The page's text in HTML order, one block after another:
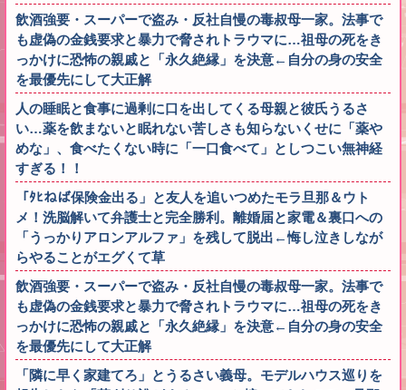
飲酒強要・スーパーで盗み・反社自慢の毒叔母一家。法事で
も虚偽の金銭要求と暴力で脅されトラウマに…祖母の死をき
っかけに恐怖の親戚と「永久絶縁」を決意←自分の身の安全
を最優先にして大正解
人の睡眠と食事に過剰に口を出してくる母親と彼氏うるさ
い…薬を飲まないと眠れない苦しさも知らないくせに「薬や
めな」、食べたくない時に「一口食べて」としつこい無神経
すぎる！！
「ﾀﾋねば保険金出る」と友人を追いつめたモラ旦那＆ウト
メ！洗脳解いて弁護士と完全勝利。離婚届と家電＆裏口への
「うっかりアロンアルファ」を残して脱出←悔し泣きしなが
らやることがエグくて草
飲酒強要・スーパーで盗み・反社自慢の毒叔母一家。法事で
も虚偽の金銭要求と暴力で脅されトラウマに…祖母の死をき
っかけに恐怖の親戚と「永久絶縁」を決意←自分の身の安全
を最優先にして大正解
「隣に早く家建てろ」とうるさい義母。モデルハウス巡りを